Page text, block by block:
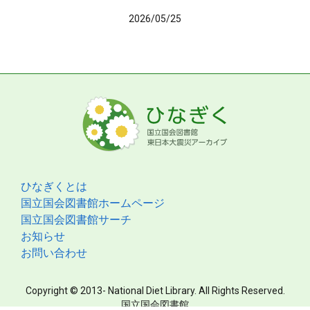
2026/05/25
ひなぎくとは
国立国会図書館ホームページ
国立国会図書館サーチ
お知らせ
お問い合わせ
Copyright © 2013- National Diet Library. All Rights Reserved.